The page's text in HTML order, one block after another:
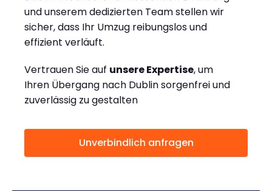
und unserem dedizierten Team stellen wir
sicher, dass Ihr Umzug reibungslos und
effizient verläuft.
Vertrauen Sie auf unsere Expertise, um
Ihren Übergang nach Dublin sorgenfrei und
zuverlässig zu gestalten
Unverbindlich anfragen